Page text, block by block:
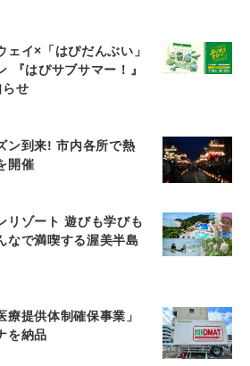
ェイ×「はぴだんぶい」
『はぴサブサマー！』
せ
ン到来! 市内各所で熱
開催
リゾート 遊びも学びも
なで満喫する渥美半島
療提供体制確保事業」
を納品